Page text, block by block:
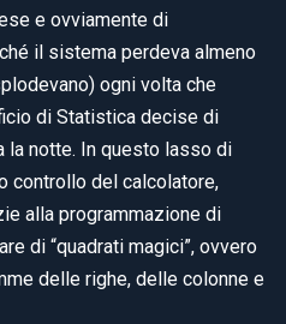
e ovviamente di
il sistema perdeva almeno
ogni volta che
di Statistica decise di
la notte. In questo lasso di
controllo del calcolatore,
alla programmazione di
di “quadrati magici”, ovvero
delle righe, delle colonne e